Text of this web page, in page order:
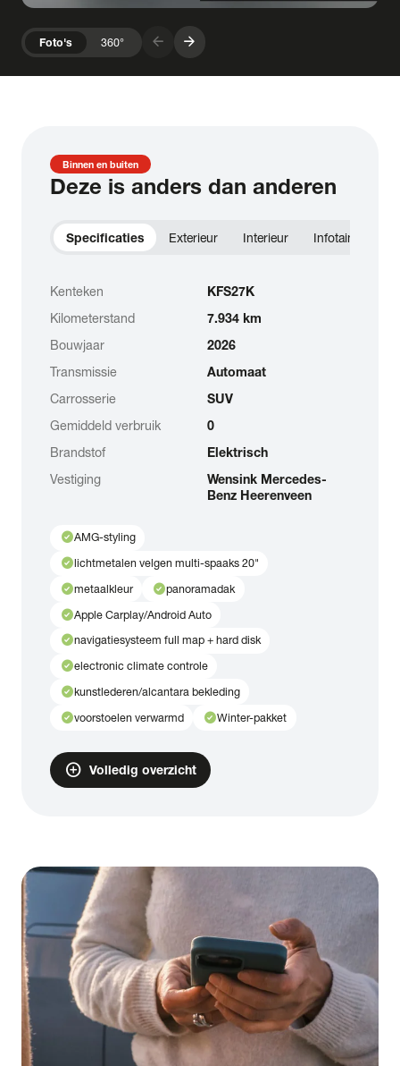
Foto's 360° arrow_forward arrow_forward
Binnen en buiten
Deze is anders dan anderen
Specificaties Exterieur Interieur Infotainment
Kenteken
KFS27K
Kilometerstand
7.934 km
Bouwjaar
2026
Transmissie
Automaat
Carrosserie
SUV
Gemiddeld verbruik
0
Brandstof
Elektrisch
Vestiging
Wensink Mercedes-
Benz Heerenveen
check_circleAMG-styling
check_circlelichtmetalen velgen multi-spaaks 20"
check_circlemetaalkleur check_circlepanoramadak
check_circleApple Carplay/Android Auto
check_circlenavigatiesysteem full map + hard disk
check_circleelectronic climate controle
check_circlekunstlederen/alcantara bekleding
check_circlevoorstoelen verwarmd check_circleWinter-pakket
add_circle Volledig overzicht